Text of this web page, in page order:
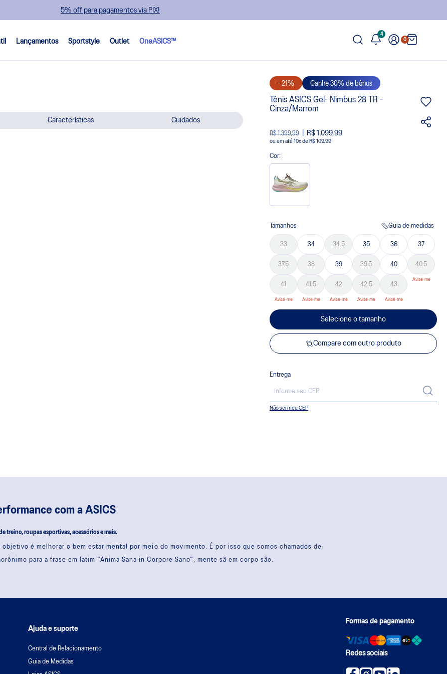
5% off para pagamentos via PIX!
Lançamentos Sportstyle Outlet OneASICS™
4
0
Características Cuidados
- 21% Ganhe 30% de bônus
Tênis ASICS Gel- Nimbus 28 TR -
Cinza/Marrom
R$ 1.399,99 R$ 1.099,99
ou 10x de R$ 109,99
Cor:
Tamanhos Guia de medidas
33 34 34.5 35 36 37
37.5 38 39 39.5 40 40.5
41 41.5 42 42.5 43
Selecione o tamanho
Compare com outro produto
Entrega
Não sei meu CEP
com a ASICS
treino, roupas esportivas, acessórios e mais.
objetivo é melhorar o bem estar mental por meio do movimento. É por isso que somos chamados de
para a frase em latim "Anima Sana in Corpore Sano", mente sã em corpo são.
Ajuda e suporte
Central de Relacionamento
Guia de Medidas
Formas de pagamento
Redes sociais